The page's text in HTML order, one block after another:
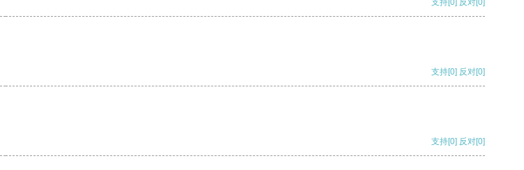
支持[0] 反对[0]
支持[0] 反对[0]
支持[0] 反对[0]